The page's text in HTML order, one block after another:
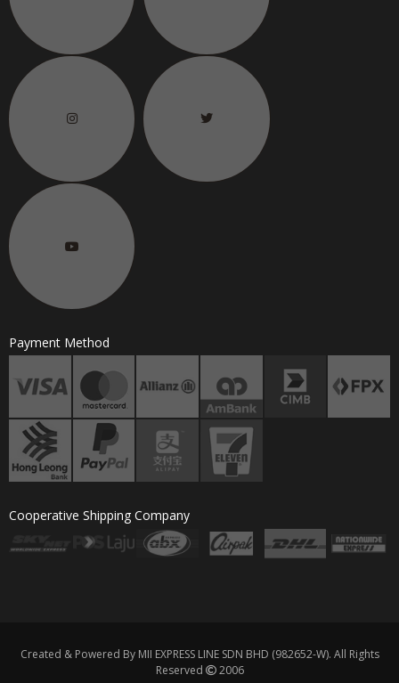
Payment Method
Cooperative Shipping Company
Created & Powered By MII EXPRESS LINE SDN BHD (982652-W). All Rights
Reserved
2006